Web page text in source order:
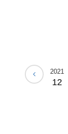
2021
11
2021
12